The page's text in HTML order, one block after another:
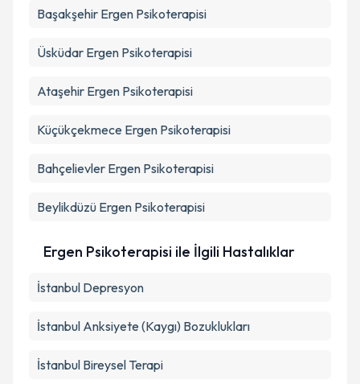
Başakşehir Ergen Psikoterapisi
Üsküdar Ergen Psikoterapisi
Ataşehir Ergen Psikoterapisi
Küçükçekmece Ergen Psikoterapisi
Bahçelievler Ergen Psikoterapisi
Beylikdüzü Ergen Psikoterapisi
Ergen Psikoterapisi ile İlgili Hastalıklar
İstanbul Depresyon
İstanbul Anksiyete (Kaygı) Bozuklukları
İstanbul Bireysel Terapi